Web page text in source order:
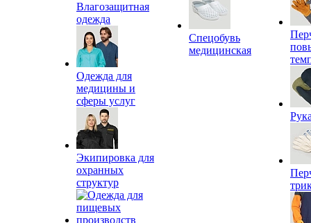
Влагозащитная
одежда
Одежда для
медицины и
сферы услуг
Экипировка для
охранных
структур
Спецобувь
медицинская